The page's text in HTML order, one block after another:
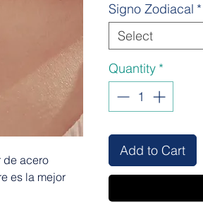
de acero
es la mejor
Signo Zodiacal *
Select
Quantity *
Add to Cart